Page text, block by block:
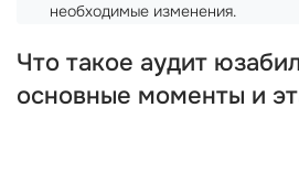
необходимые изменения.
Что такое аудит
основные моменты и